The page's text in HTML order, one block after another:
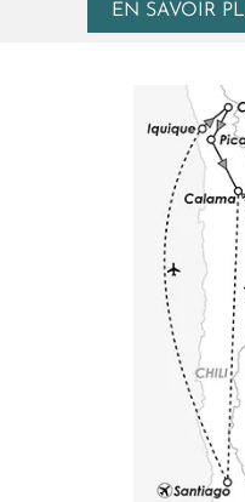
éternelles des hauts
n’est pas que légende.
EN SAVOIR